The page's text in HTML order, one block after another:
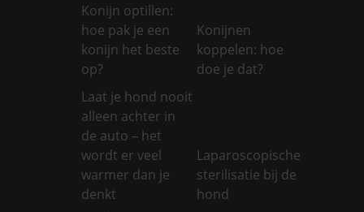
Konijn optillen:
hoe pak je een
konijn het beste
op?
Konijnen
koppelen: hoe
doe je dat?
Laat je hond nooit
alleen achter in
de auto – het
wordt er veel
warmer dan je
denkt
Laparoscopische
sterilisatie bij de
hond